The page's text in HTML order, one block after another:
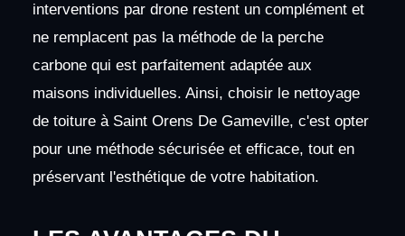
interventions par drone restent un complément et
ne remplacent pas la méthode de la perche
carbone qui est parfaitement adaptée aux
maisons individuelles. Ainsi, choisir le nettoyage
de toiture à Saint Orens De Gameville, c'est opter
pour une méthode sécurisée et efficace, tout en
préservant l'esthétique de votre habitation.